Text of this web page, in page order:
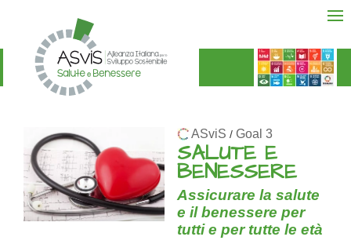
ASviS / Goal 3
SALUTE E
BENESSERE
Assicurare la salute
e il benessere per
tutti e per tutte le età